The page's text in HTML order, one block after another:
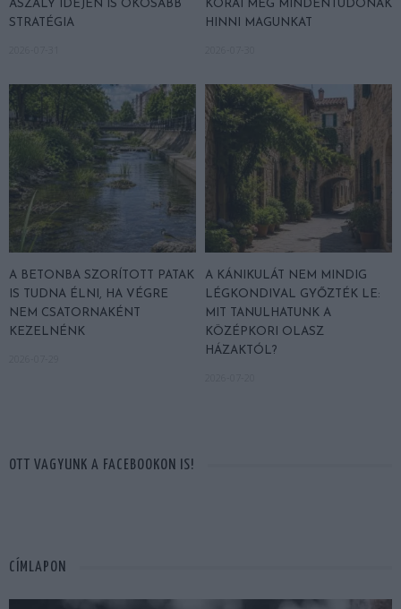
ASZÁLY IDEJÉN IS OKOSABB
STRATÉGIA
KORAI MÉG MINDENTUDÓNAK
HINNI MAGUNKAT
A BETONBA SZORÍTOTT PATAK
IS TUDNA ÉLNI, HA VÉGRE
NEM CSATORNAKÉNT
KEZELNÉNK
A KÁNIKULÁT NEM MINDIG
LÉGKONDIVAL GYŐZTÉK LE:
MIT TANULHATUNK A
KÖZÉPKORI OLASZ
HÁZAKTÓL?
OTT VAGYUNK A FACEBOOKON IS!
CÍMLAPON